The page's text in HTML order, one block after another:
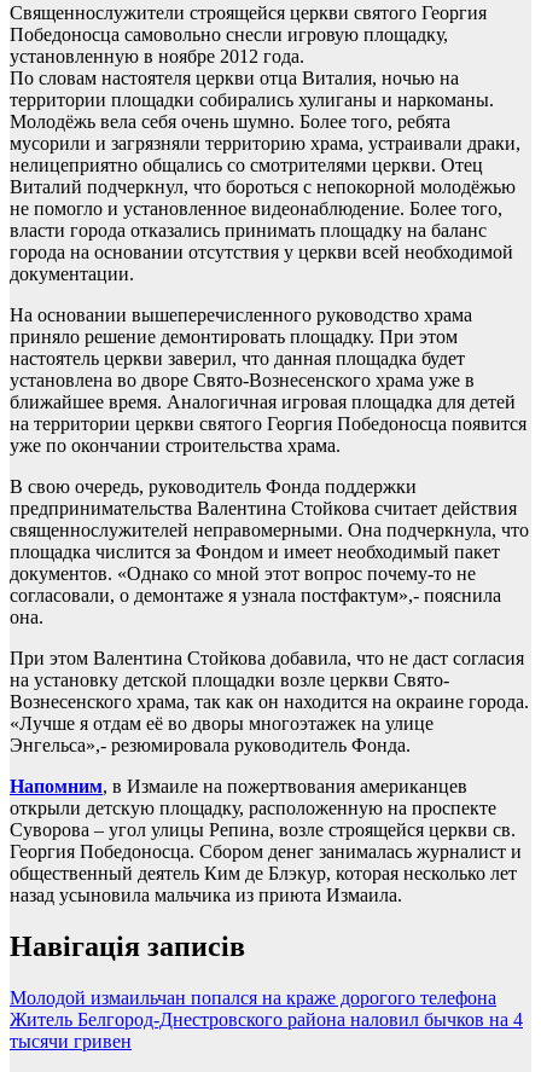
Священнослужители строящейся церкви святого Георгия
Победоносца самовольно снесли игровую площадку,
установленную в ноябре 2012 года.
По словам настоятеля церкви отца Виталия, ночью на
территории площадки собирались хулиганы и наркоманы.
Молодёжь вела себя очень шумно. Более того, ребята
мусорили и загрязняли территорию храма, устраивали драки,
нелицеприятно общались со смотрителями церкви. Отец
Виталий подчеркнул, что бороться с непокорной молодёжью
не помогло и установленное видеонаблюдение. Более того,
власти города отказались принимать площадку на баланс
города на основании отсутствия у церкви всей необходимой
документации.
На основании вышеперечисленного руководство храма
приняло решение демонтировать площадку. При этом
настоятель церкви заверил, что данная площадка будет
установлена во дворе Свято-Вознесенского храма уже в
ближайшее время. Аналогичная игровая площадка для детей
на территории церкви святого Георгия Победоносца появится
уже по окончании строительства храма.
В свою очередь, руководитель Фонда поддержки
предпринимательства Валентина Стойкова считает действия
священнослужителей неправомерными. Она подчеркнула, что
площадка числится за Фондом и имеет необходимый пакет
документов. «Однако со мной этот вопрос почему-то не
согласовали, о демонтаже я узнала постфактум»,- пояснила
она.
При этом Валентина Стойкова добавила, что не даст согласия
на установку детской площадки возле церкви Свято-
Вознесенского храма, так как он находится на окраине города.
«Лучше я отдам её во дворы многоэтажек на улице
Энгельса»,- резюмировала руководитель Фонда.
Напомним, в Измаиле на пожертвования американцев
открыли детскую площадку, расположенную на проспекте
Суворова – угол улицы Репина, возле строящейся церкви св.
Георгия Победоносца. Сбором денег занималась журналист и
общественный деятель Ким де Блэкур, которая несколько лет
назад усыновила мальчика из приюта Измаила.
Навігація записів
Молодой измаильчан попался на краже дорогого телефона
Житель Белгород-Днестровского района наловил бычков на 4
тысячи гривен